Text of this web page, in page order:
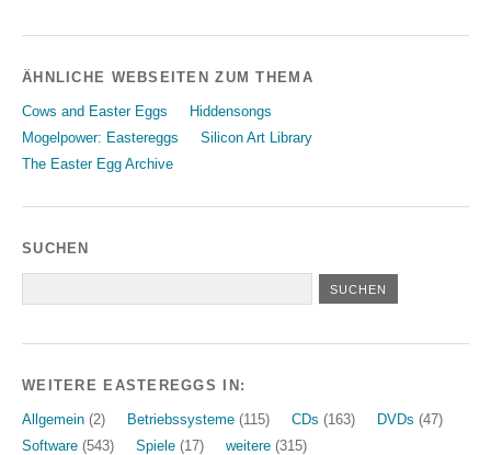
ÄHNLICHE WEBSEITEN ZUM THEMA
Cows and Easter Eggs
Hiddensongs
Mogelpower: Eastereggs
Silicon Art Library
The Easter Egg Archive
SUCHEN
WEITERE EASTEREGGS IN:
Allgemein (2) Betriebssysteme (115) CDs (163) DVDs (47)
Software (543) Spiele (17) weitere (315)